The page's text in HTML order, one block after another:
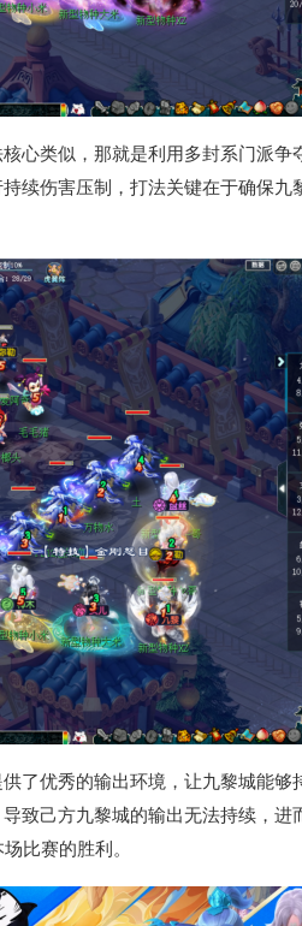
类似，那就是利用多封系门派争
续伤害压制，打法关键在于确保九
优秀的输出环境，让九黎城能够
致己方九黎城的输出无法持续，进
比赛的胜利。